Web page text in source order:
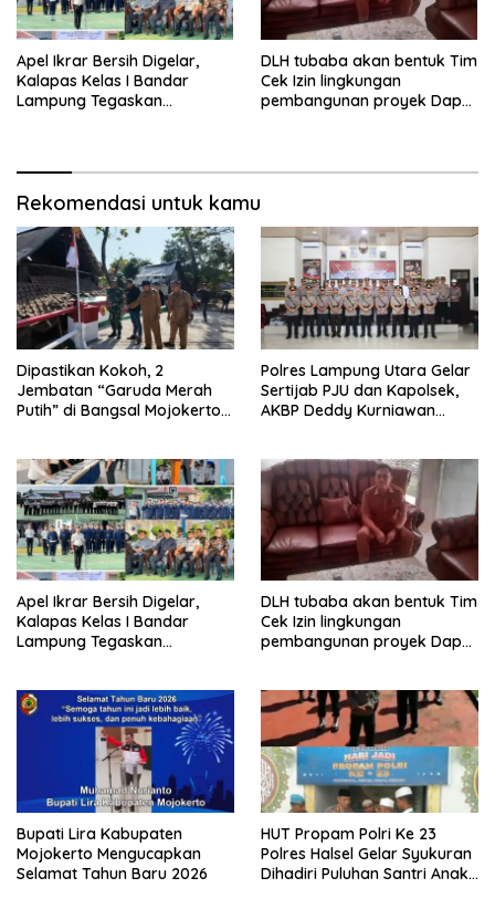
Apel Ikrar Bersih Digelar,
Kalapas Kelas I Bandar
Lampung Tegaskan
DLH tubaba akan bentuk Tim
Cek Izin lingkungan
pembangunan proyek Dapur
Rekomendasi untuk kamu
Dipastikan Kokoh, 2
Jembatan “Garuda Merah
Putih” di Bangsal Mojokerto
Polres Lampung Utara Gelar
Sertijab PJU dan Kapolsek,
AKBP Deddy Kurniawan
Apel Ikrar Bersih Digelar,
Kalapas Kelas I Bandar
Lampung Tegaskan
DLH tubaba akan bentuk Tim
Cek Izin lingkungan
pembangunan proyek Dapur
Bupati Lira Kabupaten
Mojokerto Mengucapkan
Selamat Tahun Baru 2026
HUT Propam Polri Ke 23
Polres Halsel Gelar Syukuran
Dihadiri Puluhan Santri Anak